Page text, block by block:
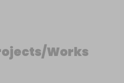
Works